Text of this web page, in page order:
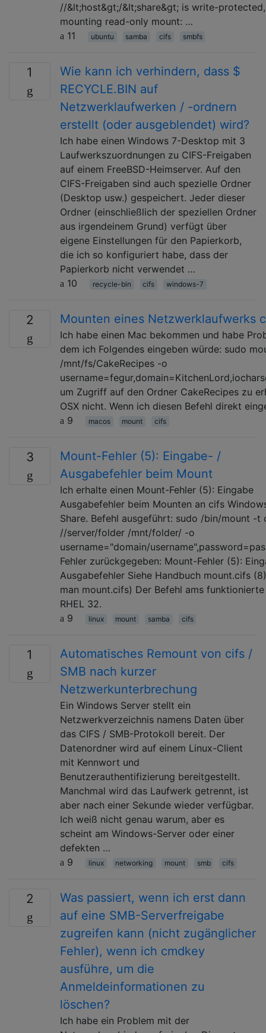
//&lt;host&gt;/&lt;share&gt; is write-protected,
mounting read-only mount: …
11
ubuntu samba cifs smbfs
1
Wie kann ich verhindern, dass $
RECYCLE.BIN auf
Netzwerklaufwerken / -ordnern
erstellt (oder ausgeblendet) wird?
Ich habe einen Windows 7-Desktop mit 3
Laufwerkszuordnungen zu CIFS-Freigaben
auf einem FreeBSD-Heimserver. Auf den
CIFS-Freigaben sind auch spezielle Ordner
(Desktop usw.) gespeichert. Jeder dieser
Ordner (einschließlich der speziellen Ordner
aus irgendeinem Grund) verfügt über
eigene Einstellungen für den Papierkorb,
die ich so konfiguriert habe, dass der
Papierkorb nicht verwendet …
10
recycle-bin cifs windows-7
2 Mounten eines Netzwerklaufwerks
Ich habe einen Mac bekommen und habe
dem ich Folgendes eingeben würde: sudo
/mnt/fs/CakeRecipes -o
um Zugriff auf den Ordner CakeRecipes zu
OSX nicht. Wenn ich diesen Befehl direkt
9
macos mount cifs
3
Mount-Fehler (5): Eingabe- /
Ausgabefehler beim Mount
Ich erhalte einen Mount-Fehler (5): Eingabe
Ausgabefehler beim Mounten an cifs
Share. Befehl ausgeführt: sudo /bin/mount -t
//server/folder /mnt/folder/ -o
username="domain/
Fehler zurückgegeben: Mount-Fehler (5):
Ausgabefehler Siehe Handbuch mount.cifs
man mount.cifs) Der Befehl ams
RHEL 32.
9
linux mount samba cifs
1
Automatisches Remount von cifs /
SMB nach kurzer
Netzwerkunterbrechung
Ein Windows Server stellt ein
Netzwerkverzeichnis namens Daten über
das CIFS / SMB-Protokoll bereit. Der
Datenordner wird auf einem Linux-Client
mit Kennwort und
Benutzerauthentifizierung bereitgestellt.
Manchmal wird das Laufwerk getrennt, ist
aber nach einer Sekunde wieder verfügbar.
Ich weiß nicht genau warum, aber es
scheint am Windows-Server oder einer
defekten …
9
linux networking mount smb cifs
2
Was passiert, wenn ich erst dann
auf eine SMB-Serverfreigabe
zugreifen kann (nicht zugänglicher
Fehler), wenn ich cmdkey
ausführe, um die
Anmeldeinformationen zu
löschen?
Ich habe ein Problem mit der